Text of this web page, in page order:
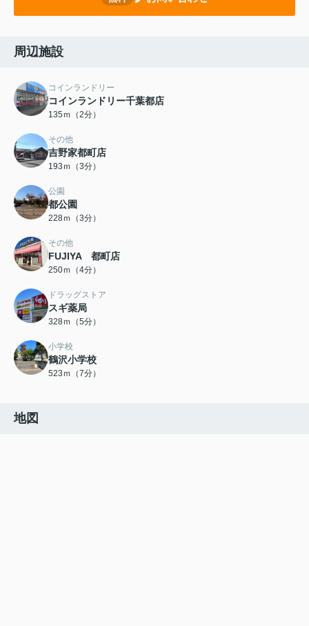
周辺施設
コインランドリー
コインランドリー千葉都店
135ｍ（2分）
その他
吉野家都町店
193ｍ（3分）
公園
都公園
228ｍ（3分）
その他
FUJIYA 都町店
250ｍ（4分）
ドラッグストア
スギ薬局
328ｍ（5分）
小学校
鶴沢小学校
523ｍ（7分）
地図